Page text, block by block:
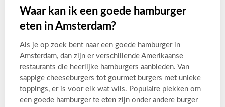
Waar kan ik een goede hamburger
eten in Amsterdam?
Als je op zoek bent naar een goede hamburger in
Amsterdam, dan zijn er verschillende Amerikaanse
restaurants die heerlijke hamburgers aanbieden. Van
sappige cheeseburgers tot gourmet burgers met unieke
toppings, er is voor elk wat wils. Populaire plekken om
een goede hamburger te eten zijn onder andere burger